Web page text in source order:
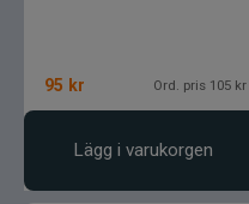
95 kr Ord. pris 105 kr
Lägg i varukorgen